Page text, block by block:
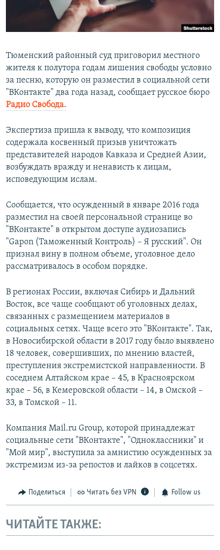
ПОБЕДИТЕЛЕЙ НЕ СУДЯТ?
КРЫМ.НЕПОКОРЕННЫЙ
УКРАИНСКАЯ ПРОБЛЕМА КРЫМА
ПРИСОЕДИНЯЙТЕСЬ!
Все сайты RFE/RL
Тюменский районный суд приговорил местного
жителя к полутора годам лишения свободы условно
за песню, которую он разместил в социальной сети
"ВКонтакте" два года назад, сообщает русское бюро
Радио Свобода.
Экспертиза пришла к выводу, что композиция
содержала косвенный призыв уничтожать
представителей народов Кавказа и Средней Азии,
возбуждать вражду и ненависть к лицам,
исповедующим ислам.
Сообщается, что осужденный в январе 2016 года
разместил на своей персональной странице во
"ВКонтакте" в открытом доступе аудиозапись
"Gapon (Таможенный Контроль) – Я русский". Он
признал вину в полном объеме, уголовное дело
рассматривалось в особом порядке.
В регионах России, включая Сибирь и Дальний
Восток, все чаще сообщают об уголовных делах,
связанных с размещением материалов в
социальных сетях. Чаще всего это "ВКонтакте". Так,
в Новосибирской области в 2017 году было выявлено
18 человек, совершивших, по мнению властей,
преступления экстремистской направленности. В
соседнем Алтайском крае – 45, в Красноярском
крае – 56, в Кемеровской области – 14, в Омской –
33, в Томской – 11.
Компания Mail.ru Group, которой принадлежат
социальные сети "ВКонтакте", "Одноклассники" и
"Мой мир", выступила за амнистию осужденных за
экстремизм из-за репостов и лайков в соцсетях.
Поделиться Читать без VPN Follow us
ЧИТАЙТЕ ТАКЖЕ: